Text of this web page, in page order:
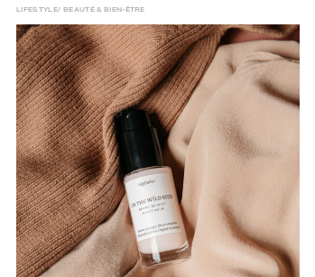
BEAUTÉ & BIEN-ÊTRE
LIFESTYLE